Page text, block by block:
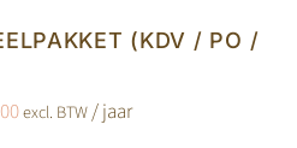
variaties.
(KDV / PO /
excl. BTW/ jaar